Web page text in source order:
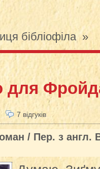
бібліофіла»
для
7 відгуків
/ Пер. з англ.